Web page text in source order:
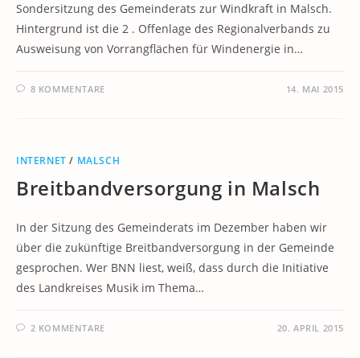
Sondersitzung des Gemeinderats zur Windkraft in Malsch.
Hintergrund ist die 2 . Offenlage des Regionalverbands zu
Ausweisung von Vorrangflächen für Windenergie in…
8 KOMMENTARE 14. MAI 2015
INTERNET / MALSCH
Breitbandversorgung in Malsch
In der Sitzung des Gemeinderats im Dezember haben wir
über die zukünftige Breitbandversorgung in der Gemeinde
gesprochen. Wer BNN liest, weiß, dass durch die Initiative
des Landkreises Musik im Thema…
2 KOMMENTARE 20. APRIL 2015